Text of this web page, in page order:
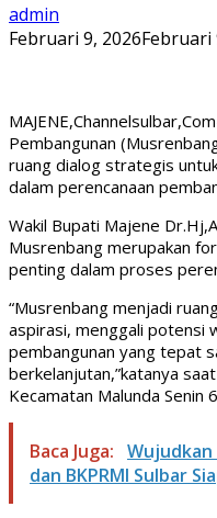
admin
Februari 9, 2026Februari
Pembangunan
ruang dialog strategis
dalam perencanaan
Wakil Bupati Majene
Musrenbang merupakan
penting dalam proses
“Musrenbang menjadi
aspirasi, menggali potensi
pembangunan yang tepat
berkelanjutan,”katanya
Kecamatan Malunda Senin
Baca Juga: Wujudkan
dan BKPRMI Sulbar